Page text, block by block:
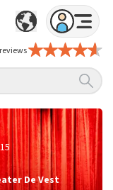
reviews
De Vest